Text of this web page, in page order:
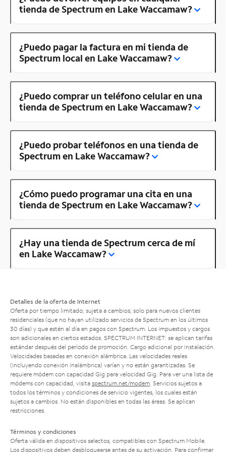
tienda de Spectrum en Lake Waccamaw?
¿Puedo pagar la factura en mi tienda de
Spectrum local en Lake Waccamaw?
¿Puedo comprar un teléfono celular en una
tienda de Spectrum en Lake Waccamaw?
¿Puedo probar teléfonos en una tienda de
Spectrum en Lake Waccamaw?
¿Cómo puedo programar una cita en una
tienda de Spectrum en Lake Waccamaw?
¿Hay una tienda de Spectrum cerca de mí
en Lake Waccamaw?
Detalles de la oferta de Internet
Oferta por tiempo limitado; sujeta a cambios; solo para nuevos clientes
residenciales (que no hayan utilizado servicios de Spectrum en los últimos
30 días) y que estén al día en pagos con Spectrum. Los impuestos y cargos
son adicionales en ciertos estados. SPECTRUM INTERNET: se aplican tarifas
estándar después del período de promoción. Cargo adicional por instalación.
Velocidades basadas en conexión alámbrica. Las velocidades reales
(incluyendo conexión inalámbrica) varían y no están garantizadas. Se
requiere módem con capacidad Gig para velocidad Gig. Para ver una lista de
módems con capacidad, visita spectrum.net/modem . Servicios sujetos a
todos los términos y condiciones de servicio vigentes, los cuales están
sujetos a cambios. No están disponibles en todas las áreas. Se aplican
restricciones.
Términos y condiciones
Oferta válida en dispositivos selectos, compatibles con Spectrum Mobile.
Los dispositivos deben desbloquearse antes de su activación. Para confirmar